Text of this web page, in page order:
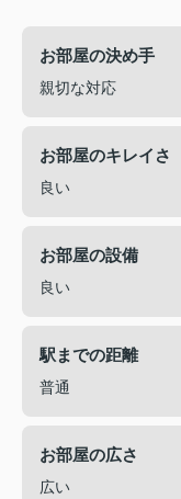
お部屋の決め手
親切な対応
お部屋のキレイさ
良い
お部屋の設備
良い
駅までの距離
普通
お部屋の広さ
広い